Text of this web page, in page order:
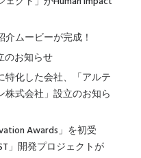
ムービーが完成！
のお知らせ
特化した会社、「アルテ
株式会社」設立のお知ら
Awards」を初受
」開発プロジェクトが